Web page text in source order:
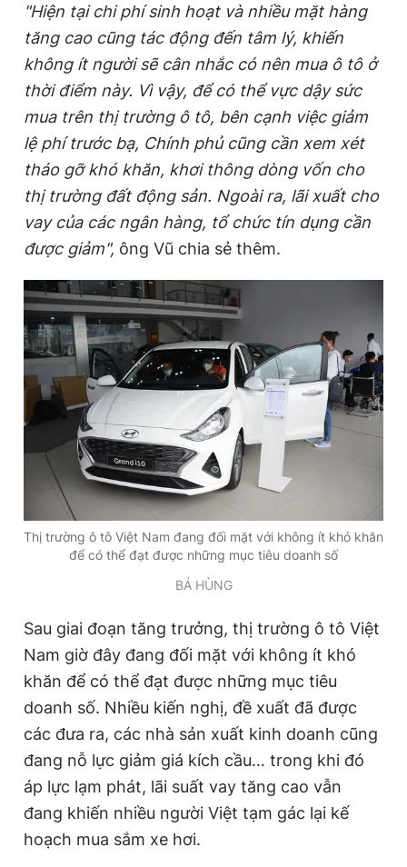
"Hiện tại chi phí sinh hoạt và nhiều mặt hàng
tăng cao cũng tác động đến tâm lý, khiến
không ít người sẽ cân nhắc có nên mua ô tô ở
thời điểm này. Vì vậy, để có thể vực dậy sức
mua trên thị trường ô tô, bên cạnh việc giảm
lệ phí trước bạ, Chính phủ cũng cần xem xét
tháo gỡ khó khăn, khơi thông dòng vốn cho
thị trường đất động sản. Ngoài ra, lãi xuất cho
vay của các ngân hàng, tổ chức tín dụng cần
được giảm", ông Vũ chia sẻ thêm.
Thị trường ô tô Việt Nam đang đối mặt với không ít khó khăn
để có thể đạt được những mục tiêu doanh số
BÁ HÙNG
Sau giai đoạn tăng trưởng, thị trường ô tô Việt
Nam giờ đây đang đối mặt với không ít khó
khăn để có thể đạt được những mục tiêu
doanh số. Nhiều kiến nghị, đề xuất đã được
các đưa ra, các nhà sản xuất kinh doanh cũng
đang nỗ lực giảm giá kích cầu… trong khi đó
áp lực lạm phát, lãi suất vay tăng cao vẫn
đang khiến nhiều người Việt tạm gác lại kế
hoạch mua sắm xe hơi.